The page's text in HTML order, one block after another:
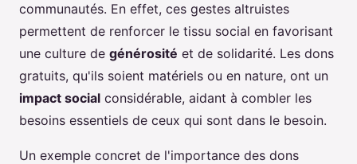
communautés. En effet, ces gestes altruistes
permettent de renforcer le tissu social en favorisant
une culture de générosité et de solidarité. Les dons
gratuits, qu'ils soient matériels ou en nature, ont un
impact social considérable, aidant à combler les
besoins essentiels de ceux qui sont dans le besoin.
Un exemple concret de l'importance des dons